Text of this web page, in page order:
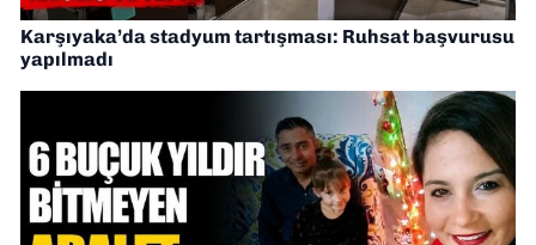
Karşıyaka’da stadyum tartışması: Ruhsat başvurusu
yapılmadı